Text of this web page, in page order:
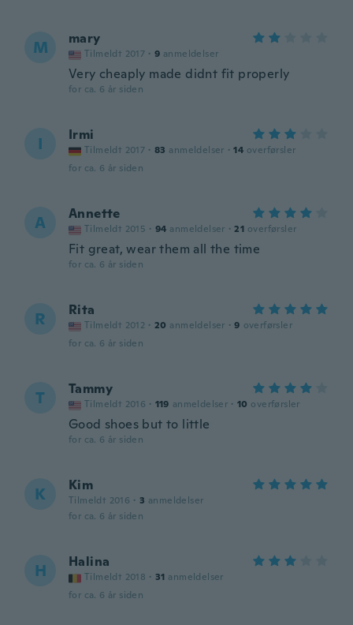
M mary
Tilmeldt 2017 · 9 anmeldelser
Very cheaply made didnt fit properly
for ca. 6 år siden
I Irmi
Tilmeldt 2017 · 83 anmeldelser · 14 overførsler
for ca. 6 år siden
A Annette
Tilmeldt 2015 · 94 anmeldelser · 21 overførsler
Fit great, wear them all the time
for ca. 6 år siden
R Rita
Tilmeldt 2012 · 20 anmeldelser · 9 overførsler
for ca. 6 år siden
T Tammy
Tilmeldt 2016 · 119 anmeldelser · 10 overførsler
Good shoes but to little
for ca. 6 år siden
K Kim
Tilmeldt 2016 · 3 anmeldelser
for ca. 6 år siden
H Halina
Tilmeldt 2018 · 31 anmeldelser
for ca. 6 år siden